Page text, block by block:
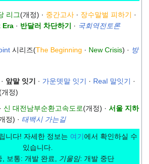
리그(개정) · 중간고사· 장수말벌 피하기 ·
Era· 반달러 차단하기 · 국회역전토론
시리즈(The Beginning · New Crisis) · 방
· 앞말 잇기 · 가운뎃말 잇기 · Real 말잇기 ·
개정)
· 신 대전남부순환고속도로(개정) · 서울 지하
정) · 태백시 가는길
니다! 자세한 정보는 여기에서 확인하실 수
있습니다.
, 보통: 개발 완료, 기울임: 개발 중단